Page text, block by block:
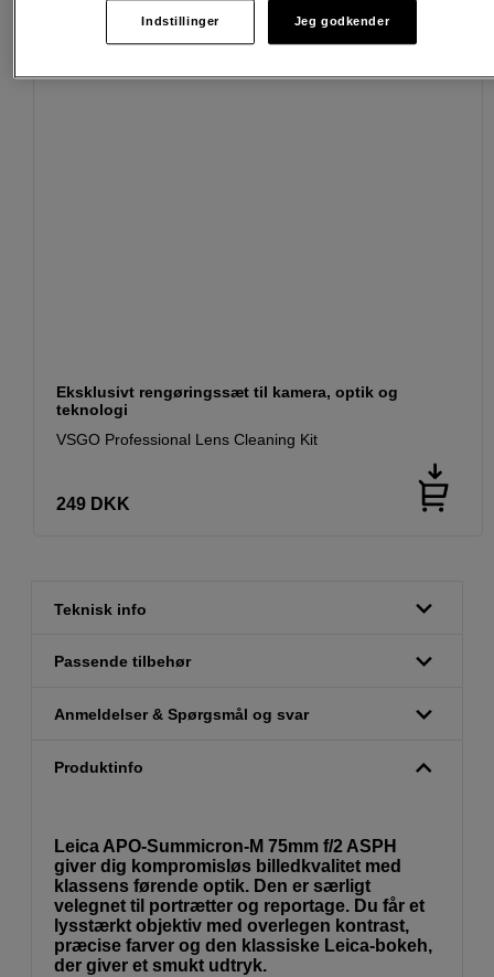
Eksklusivt rengøringssæt til kamera, optik og
teknologi
VSGO Professional Lens Cleaning Kit
249 DKK
Teknisk info
Passende tilbehør
Anmeldelser & Spørgsmål og svar
Produktinfo
Leica APO-Summicron-M 75mm f/2 ASPH
giver dig kompromisløs billedkvalitet med
klassens førende optik. Den er særligt
velegnet til portrætter og reportage. Du får et
lysstærkt objektiv med overlegen kontrast,
præcise farver og den klassiske Leica-bokeh,
der giver et smukt udtryk.
Indstillinger Jeg godkender